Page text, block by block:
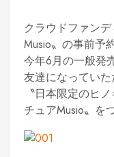
クラウドファン
Musio〟の事前予
今年6月の一般発
友達になっていた
〝日本限定のヒ
チュアMusio〟を